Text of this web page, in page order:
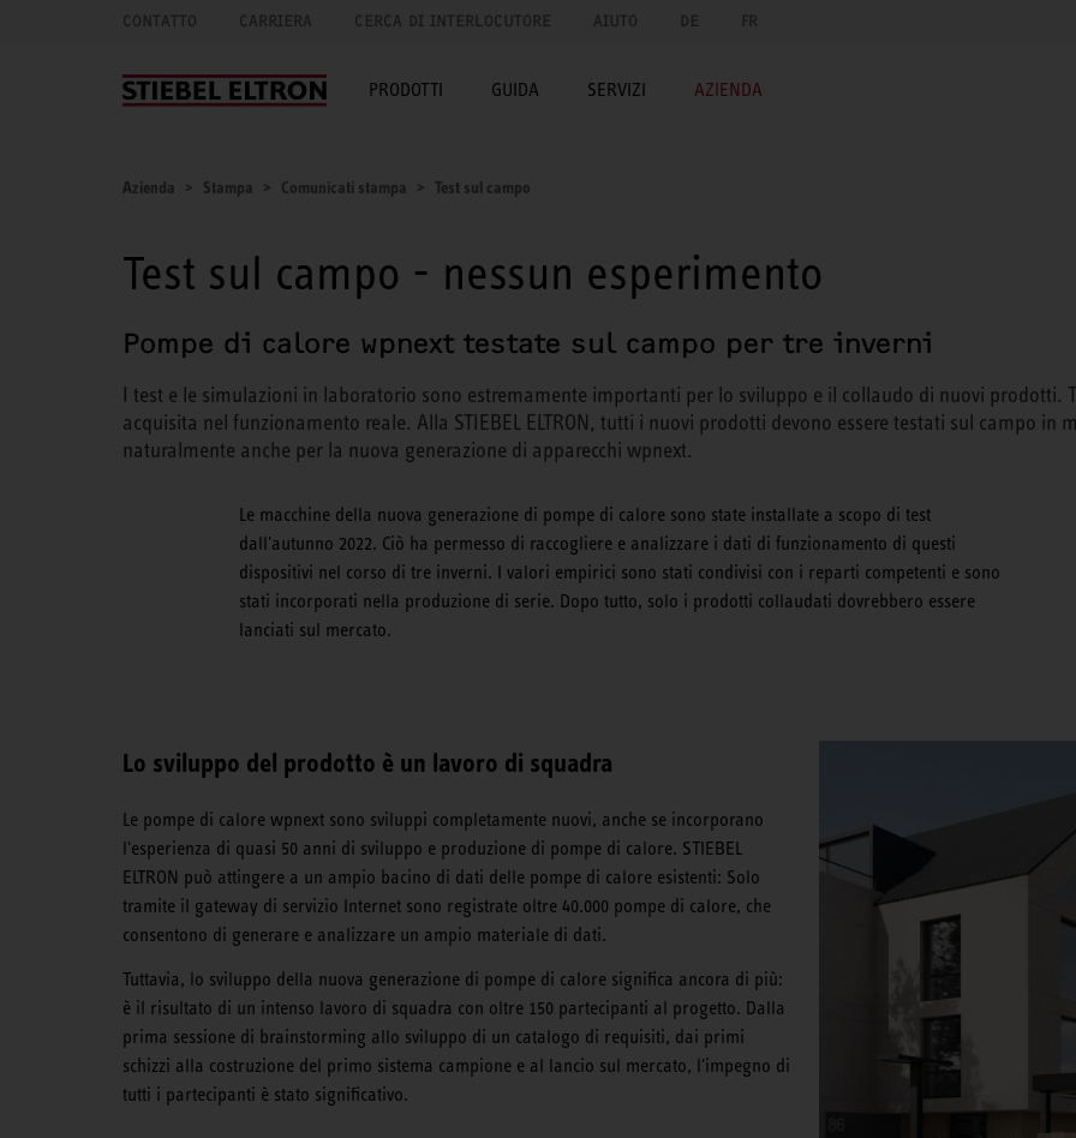
CONTATTO CARRIERA CERCA DI INTERLOCUTORE AIUTO DE FR
PRODOTTI GUIDA SERVIZI AZIENDA
Azienda Stampa Comunicati stampa Test sul campo
Test sul campo - nessun esperimento
Pompe di calore wpnext testate sul campo per tre inverni
I test e le simulazioni in laboratorio sono estremamente importanti per lo sviluppo e il collaudo di nuovi prodotti.
acquisita nel funzionamento reale. Alla STIEBEL ELTRON, tutti i nuovi prodotti devono essere testati sul campo in
naturalmente anche per la nuova generazione di apparecchi wpnext.
Le macchine della nuova generazione di pompe di calore sono state installate a scopo di test
dall'autunno 2022. Ciò ha permesso di raccogliere e analizzare i dati di funzionamento di questi
dispositivi nel corso di tre inverni. I valori empirici sono stati condivisi con i reparti competenti e sono
stati incorporati nella produzione di serie. Dopo tutto, solo i prodotti collaudati dovrebbero essere
lanciati sul mercato.
Lo sviluppo del prodotto è un lavoro di squadra
Le pompe di calore wpnext sono sviluppi completamente nuovi, anche se incorporano
l'esperienza di quasi 50 anni di sviluppo e produzione di pompe di calore. STIEBEL
ELTRON può attingere a un ampio bacino di dati delle pompe di calore esistenti: Solo
tramite il gateway di servizio Internet sono registrate oltre 40.000 pompe di calore, che
consentono di generare e analizzare un ampio materiale di dati.
Tuttavia, lo sviluppo della nuova generazione di pompe di calore significa ancora di più:
è il risultato di un intenso lavoro di squadra con oltre 150 partecipanti al progetto. Dalla
prima sessione di brainstorming allo sviluppo di un catalogo di requisiti, dai primi
schizzi alla costruzione del primo sistema campione e al lancio sul mercato, l'impegno di
tutti i partecipanti è stato significativo.